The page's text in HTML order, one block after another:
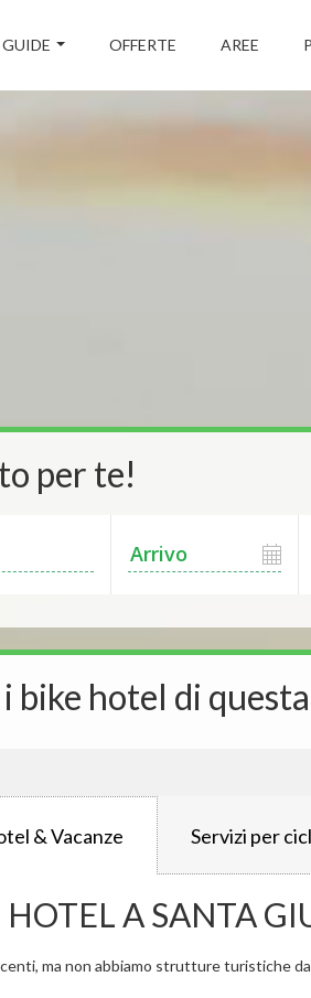
OFFERTE AREE
per te!
hotel di
& Vacanze Servizi per
HOTEL A SANTA
ma non abbiamo strutture turistiche